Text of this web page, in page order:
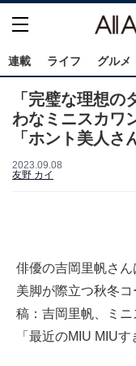
連載 ライフ グルメ
「完璧な理想
わなミニスカワ
「ホント美人さ
2023.09.08
友野 カイ
俳優の吉岡里帆さん
美脚が際立つ秋冬
稿：吉岡里帆、ミ
「最近のMIU MIU